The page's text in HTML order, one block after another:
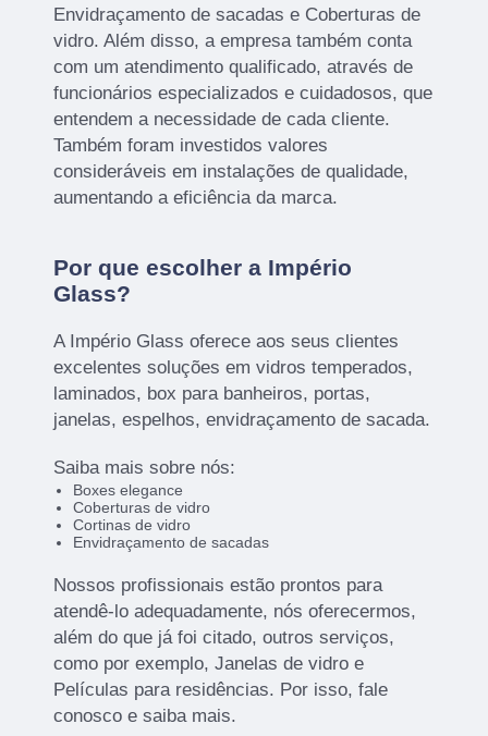
Envidraçamento de sacadas e Coberturas de
vidro. Além disso, a empresa também conta
com um atendimento qualificado, através de
funcionários especializados e cuidadosos, que
entendem a necessidade de cada cliente.
Também foram investidos valores
consideráveis em instalações de qualidade,
aumentando a eficiência da marca.
Por que escolher a Império
Glass?
A Império Glass oferece aos seus clientes
excelentes soluções em vidros temperados,
laminados, box para banheiros, portas,
janelas, espelhos, envidraçamento de sacada.
Saiba mais sobre nós:
Boxes elegance
Coberturas de vidro
Cortinas de vidro
Envidraçamento de sacadas
Nossos profissionais estão prontos para
atendê-lo adequadamente, nós oferecermos,
além do que já foi citado, outros serviços,
como por exemplo, Janelas de vidro e
Películas para residências. Por isso, fale
conosco e saiba mais.